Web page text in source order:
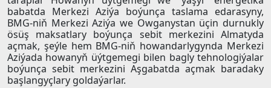
babatda Merkezi Aziýa boýunça taslama edarasyny,
BMG-niň Merkezi Aziýa we Owganystan üçin durnukly
ösüş maksatlary boýunça sebit merkezini Almatyda
açmak, şeýle hem BMG-niň howandarlygynda Merkezi
Aziýada howanyň üýtgemegi bilen bagly tehnologiýalar
boýunça sebit merkezini Aşgabatda açmak baradaky
başlangyçlary goldaýarlar.